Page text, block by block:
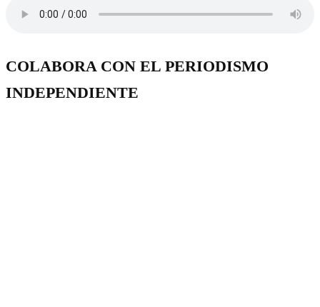
COLABORA CON EL PERIODISMO
INDEPENDIENTE